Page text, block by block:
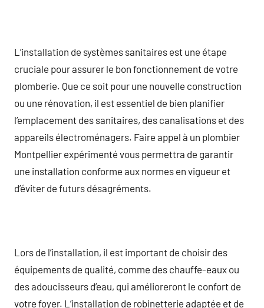
L’installation de systèmes sanitaires est une étape
cruciale pour assurer le bon fonctionnement de votre
plomberie. Que ce soit pour une nouvelle construction
ou une rénovation, il est essentiel de bien planifier
l’emplacement des sanitaires, des canalisations et des
appareils électroménagers. Faire appel à un plombier
Montpellier expérimenté vous permettra de garantir
une installation conforme aux normes en vigueur et
d’éviter de futurs désagréments.
Lors de l’installation, il est important de choisir des
équipements de qualité, comme des chauffe-eaux ou
des adoucisseurs d’eau, qui amélioreront le confort de
votre foyer. L’installation de robinetterie adaptée et de